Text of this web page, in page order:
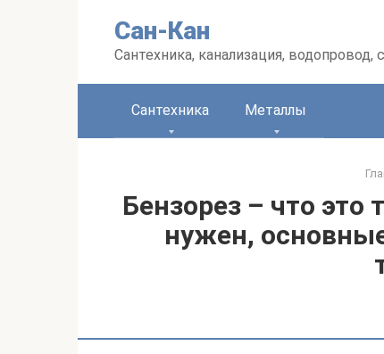
Сан-Кан
Сантехника, канализация, водопровод,
Сантехника Металлы
Бензорез – что это
нужен,